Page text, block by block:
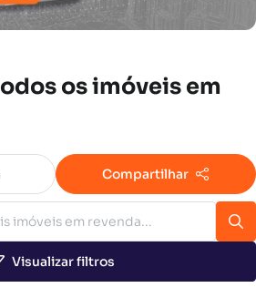
osimóveis em
Compartilhar
Visualizar filtros